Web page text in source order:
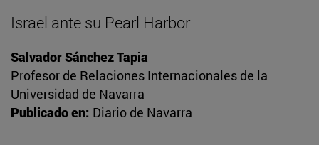
Israel ante su Pearl Harbor
Salvador Sánchez Tapia
Profesor de Relaciones Internacionales de la
Universidad de Navarra
Publicado en: Diario de Navarra